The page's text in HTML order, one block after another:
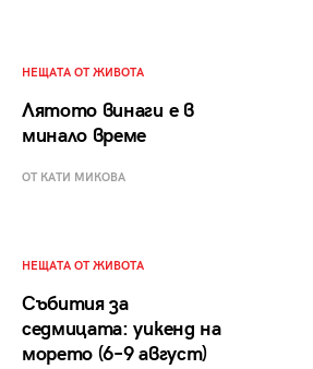
НЕЩАТА ОТ ЖИВОТА
Лятото винаги е в
минало време
ОТ КАТИ МИКОВА
НЕЩАТА ОТ ЖИВОТА
Събития за
седмицата: уикенд на
морето (6–9 август)